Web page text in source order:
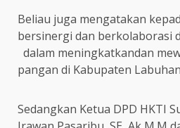
Beliau juga mengatakan
bersinergi dan berkolaborasi
dalam meningkatkandan
pangan di Kabupaten
Sedangkan Ketua DPD HKTI